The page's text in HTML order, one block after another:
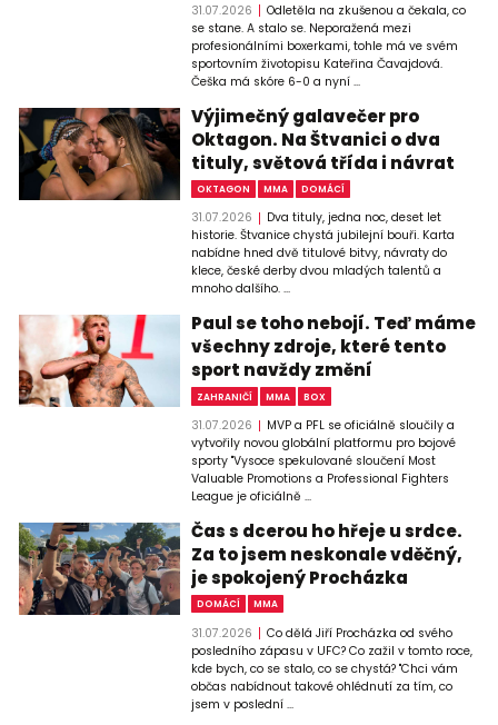
31.07.2026
Odletěla na zkušenou a čekala, co
se stane. A stalo se. Neporažená mezi
profesionálními boxerkami, tohle má ve svém
sportovním životopisu Kateřina Čavajdová.
Češka má skóre 6-0 a nyní ...
Výjimečný galavečer pro
Oktagon. Na Štvanici o dva
tituly, světová třída i návrat
OKTAGON MMA DOMÁCÍ
31.07.2026
Dva tituly, jedna noc, deset let
historie. Štvanice chystá jubilejní bouři. Karta
nabídne hned dvě titulové bitvy, návraty do
klece, české derby dvou mladých talentů a
mnoho dalšího. ...
Paul se toho nebojí. Teď máme
všechny zdroje, které tento
sport navždy změní
ZAHRANIČÍ MMA BOX
31.07.2026
MVP a PFL se oficiálně sloučily a
vytvořily novou globální platformu pro bojové
sporty "Vysoce spekulované sloučení Most
Valuable Promotions a Professional Fighters
League je oficiálně ...
Čas s dcerou ho hřeje u srdce.
Za to jsem neskonale vděčný,
je spokojený Procházka
DOMÁCÍ MMA
31.07.2026
Co dělá Jiří Procházka od svého
posledního zápasu v UFC? Co zažil v tomto roce,
kde bych, co se stalo, co se chystá? "Chci vám
občas nabídnout takové ohlédnutí za tím, co
jsem v poslední ...